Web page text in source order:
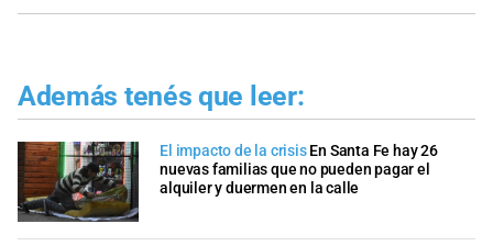
Además tenés que leer:
El impacto de la crisis En Santa Fe hay 26
nuevas familias que no pueden pagar el
alquiler y duermen en la calle